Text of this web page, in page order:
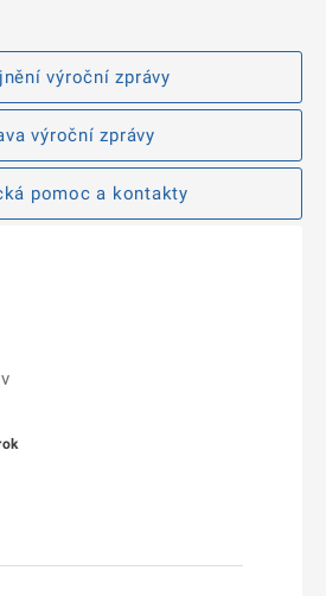
výroční zprávy
výroční zprávy
pomoc a kontakty